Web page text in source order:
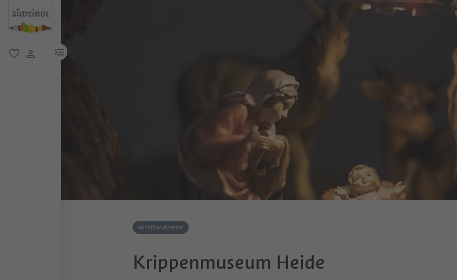
menu link
Kunsthandwerker
Krippenmuseum Heide